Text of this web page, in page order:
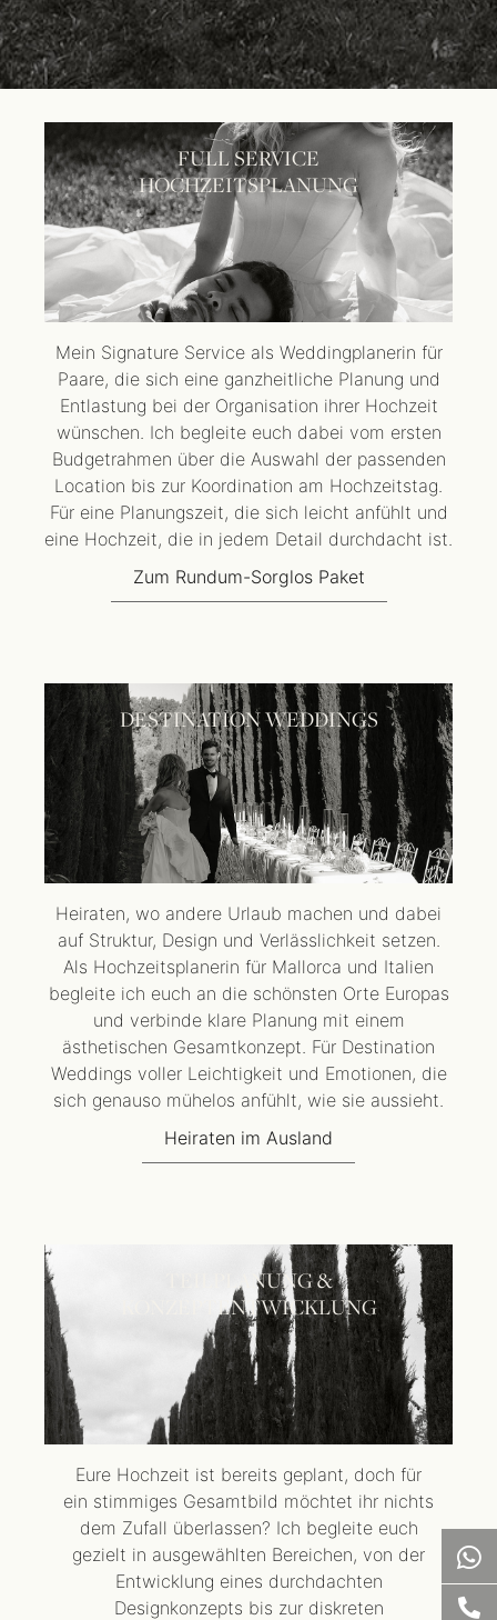
FULL SERVICE
HOCHZEITSPLANUNG
Mein Signature Service als Weddingplanerin für
Paare, die sich eine ganzheitliche Planung und
Entlastung bei der Organisation ihrer Hochzeit
wünschen. Ich begleite euch dabei vom ersten
Budgetrahmen über die Auswahl der passenden
Location bis zur Koordination am Hochzeitstag.
Für eine Planungszeit, die sich leicht anfühlt und
eine Hochzeit, die in jedem Detail durchdacht ist.
Zum Rundum-Sorglos Paket
DESTINATION WEDDINGS
Heiraten, wo andere Urlaub machen und dabei
auf Struktur, Design und Verlässlichkeit setzen.
Als Hochzeitsplanerin für Mallorca und Italien
begleite ich euch an die schönsten Orte Europas
und verbinde klare Planung mit einem
ästhetischen Gesamtkonzept. Für Destination
Weddings voller Leichtigkeit und Emotionen, die
sich genauso mühelos anfühlt, wie sie aussieht.
Heiraten im Ausland
TEILPLANUNG &
KONZEPTENTWICKLUNG
Eure Hochzeit ist bereits geplant, doch für
ein stimmiges Gesamtbild möchtet ihr nichts
dem Zufall überlassen? Ich begleite euch
gezielt in ausgewählten Bereichen, von der
Entwicklung eines durchdachten
Designkonzepts bis zur diskreten